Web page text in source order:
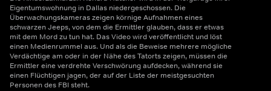
Eigentumswohnung in Dallas niedergeschossen. Die
Überwachungskameras zeigen körnige Aufnahmen eines
schwarzen Jeeps, von dem die Ermittler glauben, dass er etwas
mit dem Mord zu tun hat. Das Video wird veröffentlicht und löst
einen Medienrummel aus. Und als die Beweise mehrere mögliche
Verdächtige am oder in der Nähe des Tatorts zeigen, müssen die
Ermittler eine verdrehte Verschwörung aufdecken, während sie
einen Flüchtigen jagen, der auf der Liste der meistgesuchten
Personen des FBI steht.